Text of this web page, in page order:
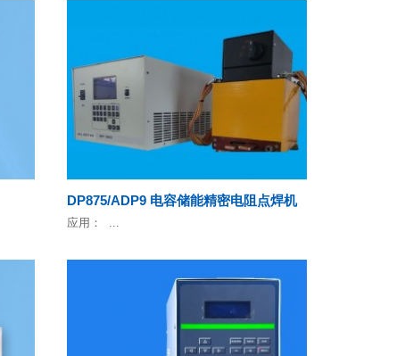
DP875/ADP9 电容储能精密电阻点焊机
应用： ...